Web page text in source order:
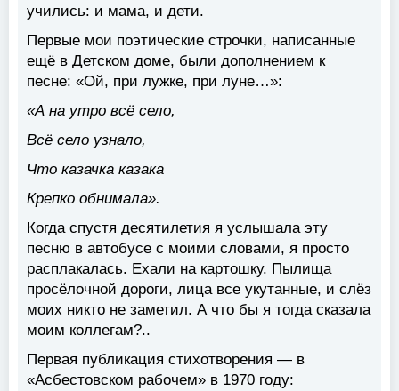
учились: и мама, и дети.
Первые мои поэтические строчки, написанные
ещё в Детском доме, были дополнением к
песне: «Ой, при лужке, при луне…»:
«А на утро всё село,
Всё село узнало,
Что казачка казака
Крепко обнимала».
Когда спустя десятилетия я услышала эту
песню в автобусе с моими словами, я просто
расплакалась. Ехали на картошку. Пылища
просёлочной дороги, лица все укутанные, и слёз
моих никто не заметил. А что бы я тогда сказала
моим коллегам?..
Первая публикация стихотворения — в
«Асбестовском рабочем» в 1970 году: